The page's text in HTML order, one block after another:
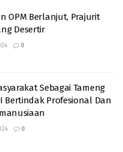
OPM Berlanjut, Prajurit
Desertir
0
Sebagai Tameng
Bertindak Profesional Dan
0